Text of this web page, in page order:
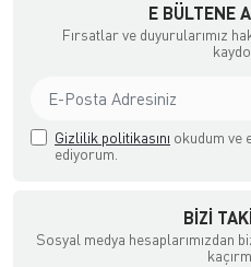
E BÜLTENE
Fırsatlar ve duyurularımız
Gizlilik politikasını okudum ve
ediyorum.
BIZI
Sosyal medya hesaplarımızdan